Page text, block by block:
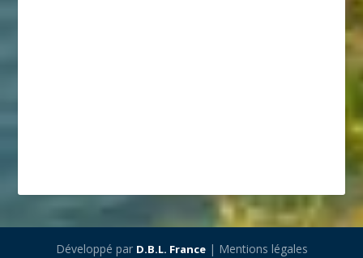
Développé par D.B.L. France| Mentions légales